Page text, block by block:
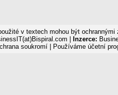
v textech mohou být
|
Inzerce:
soukromí| Používáme účetní